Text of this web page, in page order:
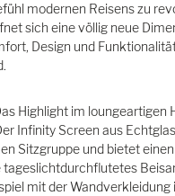
modernen Reisens zu
sich eine völlig neue
Design und
Highlight im loungeartigen
Infinity Screen aus
Sitzgruppe und bietet
tageslichtdurchflutetes
mit der Wandverkleidung